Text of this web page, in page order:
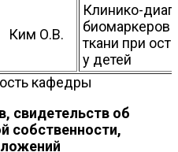
Ким О.В.
Клинико-
биомаркеров
ткани при
у детей
кафедры
свидетельств об
собственности,